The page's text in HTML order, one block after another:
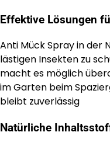
Effektive Lösungen
Anti Mück Spray in der
lästigen Insekten zu
macht es möglich
im Garten beim
bleibt zuverlässig
Natürliche